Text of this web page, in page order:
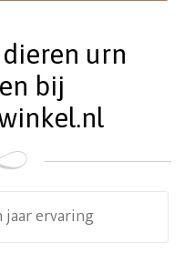
urn
bij
ervaring